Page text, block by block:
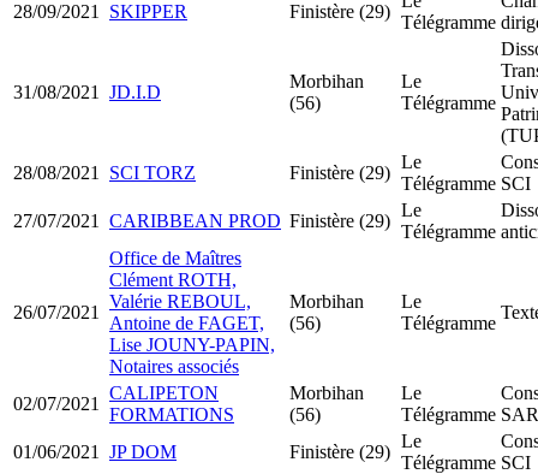
28/09/2021 SKIPPER Finistère (29)
Télégramme
31/08/2021 JD.I.D
Morbihan
(56)
Le
Télégramme
28/08/2021
SCI TORZ Finistère (29)
Le
Télégramme SCI
27/07/2021
CARIBBEAN PROD Finistère (29)
Le
Télégramme
26/07/2021
Office de Maîtres
Clément ROTH,
Valérie REBOUL,
Antoine de FAGET,
Lise JOUNY-PAPIN,
Notaires associés
Morbihan
(56)
Le
Télégramme
02/07/2021
CALIPETON
FORMATIONS
Morbihan
(56)
Le
Télégramme
01/06/2021
JP DOM Finistère (29)
Le
Télégramme SCI